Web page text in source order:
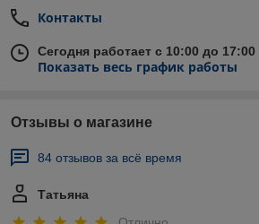
Контакты
Сегодня работает с 10:00 до 17:00
Показать весь график работы
Отзывы о магазине
84 отзывов за всё время
Татьяна